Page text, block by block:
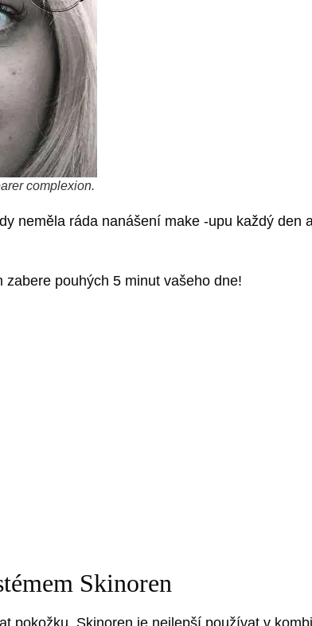
complexion.
neměla ráda nanášení make -upu každý den
pouhých 5 minut vašeho dne!
Skinoren
pokožku. Skinoren je nejlepší používat v